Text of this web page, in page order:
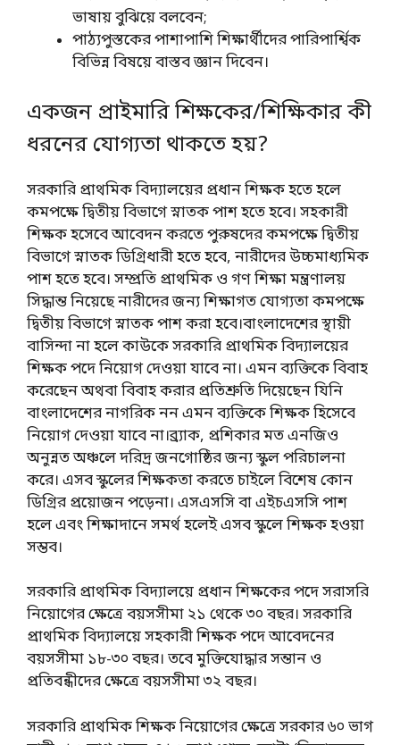
ভাষায় বুঝিয়ে বলবেন;
পাঠ্যপুস্তকের পাশাপাশি শিক্ষার্থীদের পারিপার্শ্বিক
বিভিন্ন বিষয়ে বাস্তব জ্ঞান দিবেন।
একজন প্রাইমারি শিক্ষকের/শিক্ষিকার কী
ধরনের যোগ্যতা থাকতে হয়?
সরকারি প্রাথমিক বিদ্যালয়ের প্রধান শিক্ষক হতে হলে
কমপক্ষে দ্বিতীয় বিভাগে স্নাতক পাশ হতে হবে। সহকারী
শিক্ষক হসেবে আবেদন করতে পুরুষদের কমপক্ষে দ্বিতীয়
বিভাগে স্নাতক ডিগ্রিধারী হতে হবে, নারীদের উচ্চমাধ্যমিক
পাশ হতে হবে। সম্প্রতি প্রাথমিক ও গণ শিক্ষা মন্ত্রণালয়
সিদ্ধান্ত নিয়েছে নারীদের জন্য শিক্ষাগত যোগ্যতা কমপক্ষে
দ্বিতীয় বিভাগে স্নাতক পাশ করা হবে।বাংলাদেশের স্থায়ী
বাসিন্দা না হলে কাউকে সরকারি প্রাথমিক বিদ্যালয়ের
শিক্ষক পদে নিয়োগ দেওয়া যাবে না। এমন ব্যক্তিকে বিবাহ
করেছেন অথবা বিবাহ করার প্রতিশ্রুতি দিয়েছেন যিনি
বাংলাদেশের নাগরিক নন এমন ব্যক্তিকে শিক্ষক হিসেবে
নিয়োগ দেওয়া যাবে না।ব্র্যাক, প্রশিকার মত এনজিও
অনুন্নত অঞ্চলে দরিদ্র জনগোষ্ঠির জন্য স্কুল পরিচালনা
করে। এসব স্কুলের শিক্ষকতা করতে চাইলে বিশেষ কোন
ডিগ্রির প্রয়োজন পড়েনা। এসএসসি বা এইচএসসি পাশ
হলে এবং শিক্ষাদানে সমর্থ হলেই এসব স্কুলে শিক্ষক হওয়া
সম্ভব।
সরকারি প্রাথমিক বিদ্যালয়ে প্রধান শিক্ষকের পদে সরাসরি
নিয়োগের ক্ষেত্রে বয়সসীমা ২১ থেকে ৩০ বছর। সরকারি
প্রাথমিক বিদ্যালয়ে সহকারী শিক্ষক পদে আবেদনের
বয়সসীমা ১৮-৩০ বছর। তবে মুক্তিযোদ্ধার সন্তান ও
প্রতিবন্ধীদের ক্ষেত্রে বয়সসীমা ৩২ বছর।
সরকারি প্রাথমিক শিক্ষক নিয়োগের ক্ষেত্রে সরকার ৬০ ভাগ